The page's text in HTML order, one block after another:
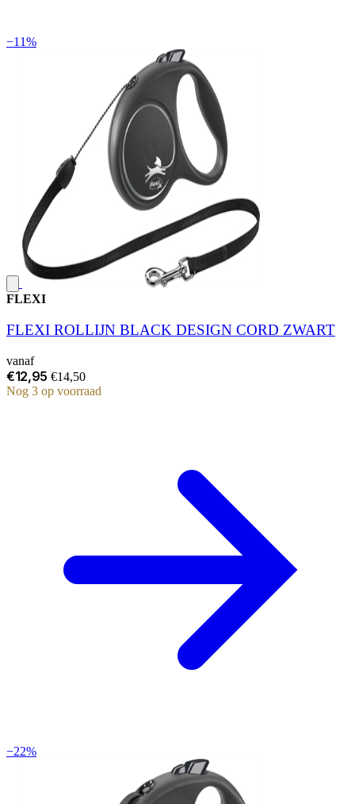
−11%
FLEXI
FLEXI ROLLIJN BLACK DESIGN CORD ZWART
vanaf
€12,95 €14,50
Nog 3 op voorraad
−22%